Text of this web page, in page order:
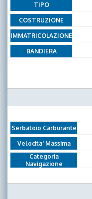
TIPO
COSTRUZIONE
IMMATRICOLAZIONE
BANDIERA
Serbatoio Carburante
Velocita' Massima
Categoria
Navigazione